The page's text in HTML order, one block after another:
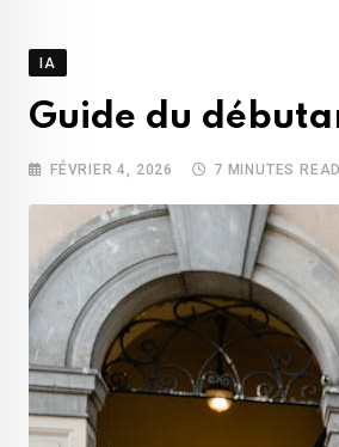
IA
Guide du
FÉVRIER 4, 2026 7 MINUTES READ